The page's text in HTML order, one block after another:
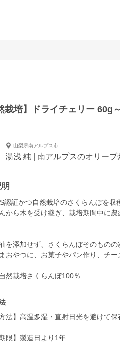
栽培】ドライチェリー
山梨県南アルプス市
湯浅 純 | 南アルプスのオリー
認証かつ自然栽培のさくらんぼを収
から木を受け継ぎ、栽培期間中に
を添加せず、さくらんぼそのもの
おやつに、お菓子やパン作り、チー
然栽培さくらんぼ100％
方法】高温多湿・直射日光を避けて
期限】製造日より1年